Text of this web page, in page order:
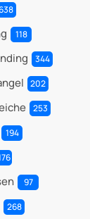
118
344
202
253
194
97
268